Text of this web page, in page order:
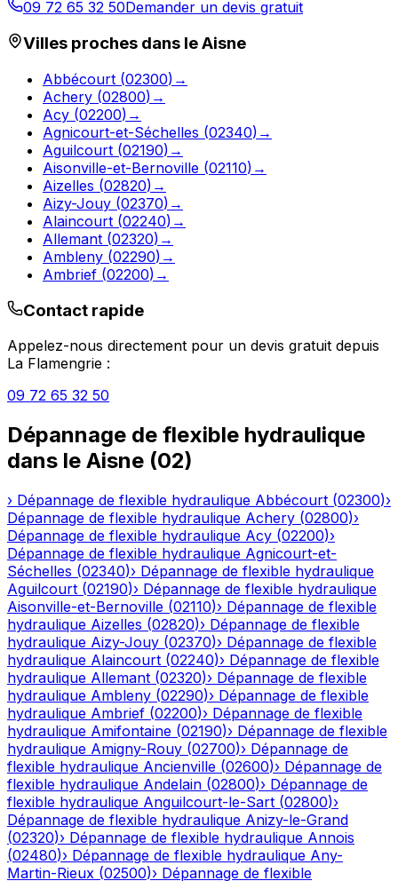
09 72 65 32 50Demander un devis gratuit
Villes proches dans leAisne
Abbécourt (02300) →
Achery (02800) →
Acy (02200) →
Agnicourt-et-Séchelles (02340) →
Aguilcourt (02190) →
Aisonville-et-Bernoville (02110) →
Aizelles (02820) →
Aizy-Jouy (02370) →
Alaincourt (02240) →
Allemant (02320) →
Ambleny (02290) →
Ambrief (02200) →
Contact rapide
Appelez-nous directement pour un devis gratuit depuis
La Flamengrie :
09 72 65 32 50
Dépannage de flexible hydraulique
dans le Aisne (02)
› Dépannage de flexible hydraulique Abbécourt (02300)›
Dépannage de flexible hydraulique Achery (02800)›
Dépannage de flexible hydraulique Acy (02200)›
Dépannage de flexible hydraulique Agnicourt-et-
Séchelles (02340)› Dépannage de flexible hydraulique
Aguilcourt (02190)› Dépannage de flexible hydraulique
Aisonville-et-Bernoville (02110)› Dépannage de flexible
hydraulique Aizelles (02820)› Dépannage de flexible
hydraulique Aizy-Jouy (02370)› Dépannage de flexible
hydraulique Alaincourt (02240)› Dépannage de flexible
hydraulique Allemant (02320)› Dépannage de flexible
hydraulique Ambleny (02290)› Dépannage de flexible
hydraulique Ambrief (02200)› Dépannage de flexible
hydraulique Amifontaine (02190)› Dépannage de flexible
hydraulique Amigny-Rouy (02700)› Dépannage de
flexible hydraulique Ancienville (02600)› Dépannage de
flexible hydraulique Andelain (02800)› Dépannage de
flexible hydraulique Anguilcourt-le-Sart (02800)›
Dépannage de flexible hydraulique Anizy-le-Grand
(02320)› Dépannage de flexible hydraulique Annois
(02480)› Dépannage de flexible hydraulique Any-
Martin-Rieux (02500)› Dépannage de flexible